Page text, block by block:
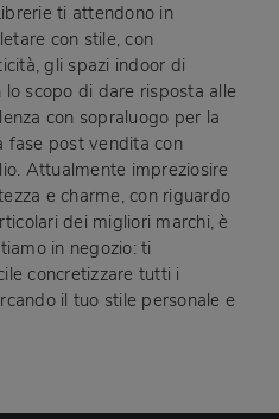
ti attendono in
con stile, con
gli spazi indoor di
scopo di dare risposta alle
con sopraluogo per la
fase post vendita con
Attualmente impreziosire
e charme, con riguardo
dei migliori marchi, è
in negozio: ti
concretizzare tutti i
il tuo stile personale e